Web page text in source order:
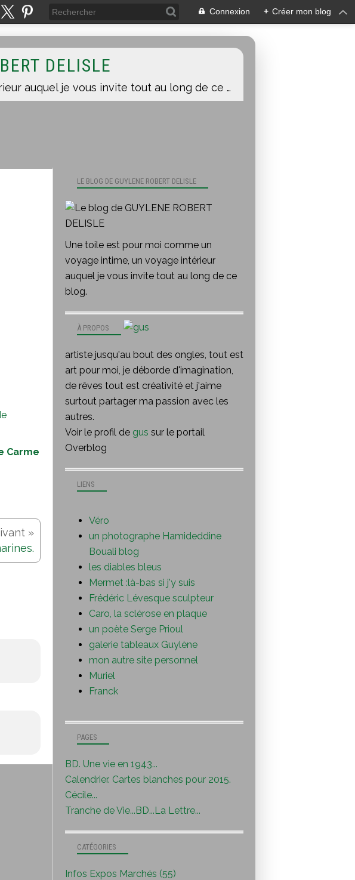
Connexion + Créer mon blog
DELISLE
Une toile est pour moi comme un voyage intime, un voyage intérieur auquel je vous invite tout au long de ce blog.
Carme
LE BLOG DE GUYLENE ROBERT DELISLE
Une toile est pour moi comme un
voyage intime, un voyage intérieur
auquel je vous invite tout au long de ce
blog.
À PROPOS
artiste jusqu'au bout des ongles, tout est
art pour moi, je déborde d'imagination,
de rêves tout est créativité et j'aime
surtout partager ma passion avec les
autres.
Voir le profil de gus sur le portail
Overblog
PAGES
BD. Une vie en 1943...
Calendrier. Cartes blanches pour 2015.
Cécile...
Tranche de Vie...BD...La Lettre...
CATÉGORIES
Infos Expos Marchés (55)
LIENS
Véro
un photographe Hamideddine
Bouali blog
les diables bleus
Mermet :là-bas si j'y suis
Frédéric Lévesque sculpteur
Caro, la sclérose en plaque
un poète Serge Prioul
galerie tableaux Guylène
mon autre site personnel
Muriel
Franck